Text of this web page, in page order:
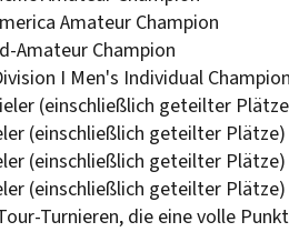
Amateur Champion
Amateur Champion
I Men's Individual Champion
(einschließlich geteilter
(einschließlich geteilter
(einschließlich geteilter
(einschließlich geteilter
Turnieren, die eine volle